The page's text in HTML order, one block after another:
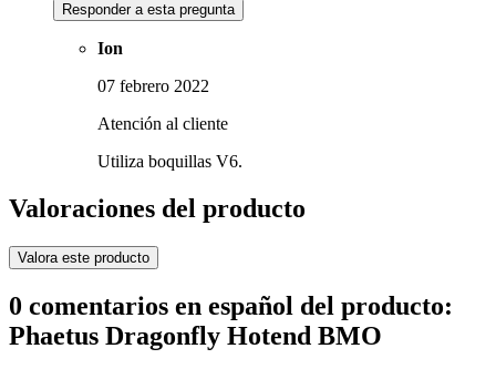
Responder a esta pregunta
Ion
07 febrero 2022
Atención al cliente
Utiliza boquillas V6.
Valoraciones del producto
Valora este producto
0 comentarios en español del producto:
Phaetus Dragonfly Hotend BMO